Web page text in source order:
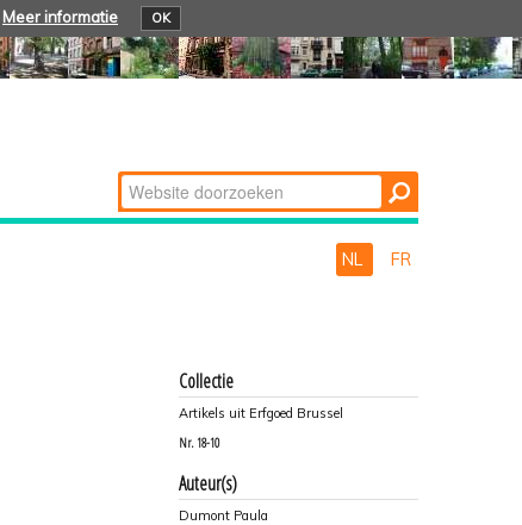
Meer informatie OK
Zoek
Geavanceerd
NL FR
Collectie
Artikels uit Erfgoed Brussel
Nr. 18-10
Auteur(s)
Dumont Paula